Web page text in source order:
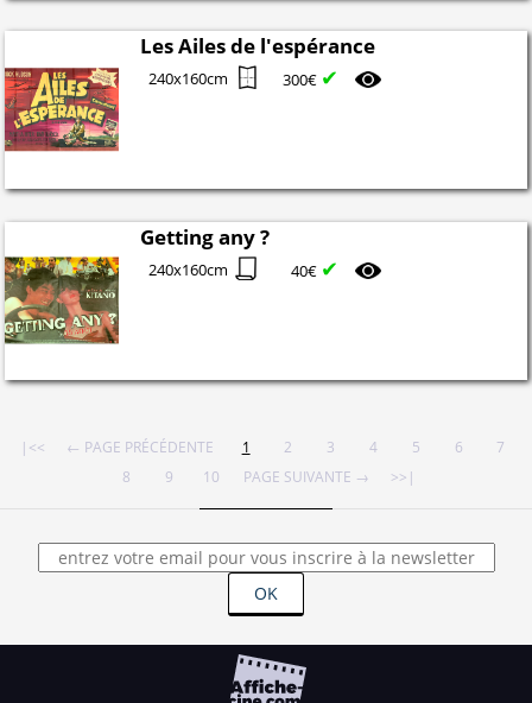
Les Ailes de l'espérance
240x160cm 300€ ✔
Getting any ?
240x160cm 40€ ✔
|<< ← PAGE PRÉCÉDENTE 1 2 3 4 5 6
7
8
9 10 PAGE SUIVANTE → >>|
OK